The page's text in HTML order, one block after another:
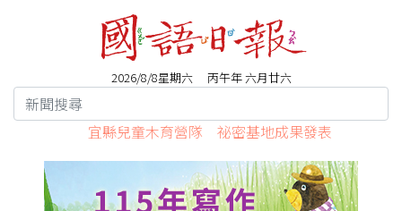
2026/8/8星期六 丙午年 六月廿六
宜縣兒童木育營隊 祕密基地成果發表